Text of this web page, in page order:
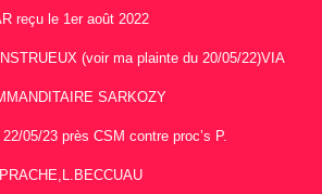
reçu le 1er août 2022
(voir ma plainte du 20/05/22)VIA
SARKOZY
05/23 près CSM contre proc’s P.
PRACHE,L.BECCUAU